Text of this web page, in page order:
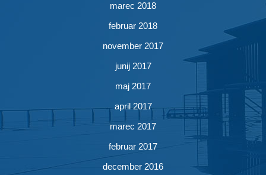
marec 2018
februar 2018
november 2017
junij 2017
maj 2017
april 2017
marec 2017
februar 2017
december 2016